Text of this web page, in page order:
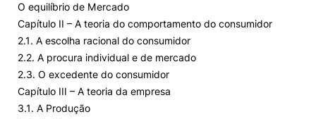
O equilíbrio de Mercado
Capítulo II – A teoria do comportamento do consumidor
2.1. A escolha racional do consumidor
2.2. A procura individual e de mercado
2.3. O excedente do consumidor
Capítulo III – A teoria da empresa
3.1. A Produção